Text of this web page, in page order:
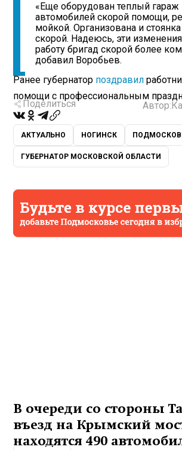
«Еще оборудован теплый гараж
автомобилей скорой помощи,
мойкой. Организована и
скорой. Надеюсь, эти
работу бригад скорой более
добавил Воробьев.
Ранее губернатор поздравил
помощи с профессиональным
Поделиться Автор:
АКТУАЛЬНО НОГИНСК
ГУБЕРНАТОР МОСКОВСКОЙ ОБЛАСТИ
В очереди со стороны
въезд на Крымский
находятся 490